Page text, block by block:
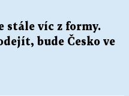
stále víc z formy.
bude Česko ve